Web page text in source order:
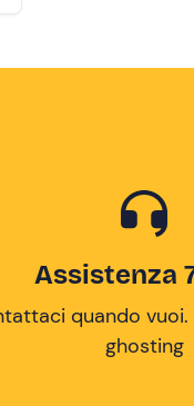
Assistenza
quando
ghosting